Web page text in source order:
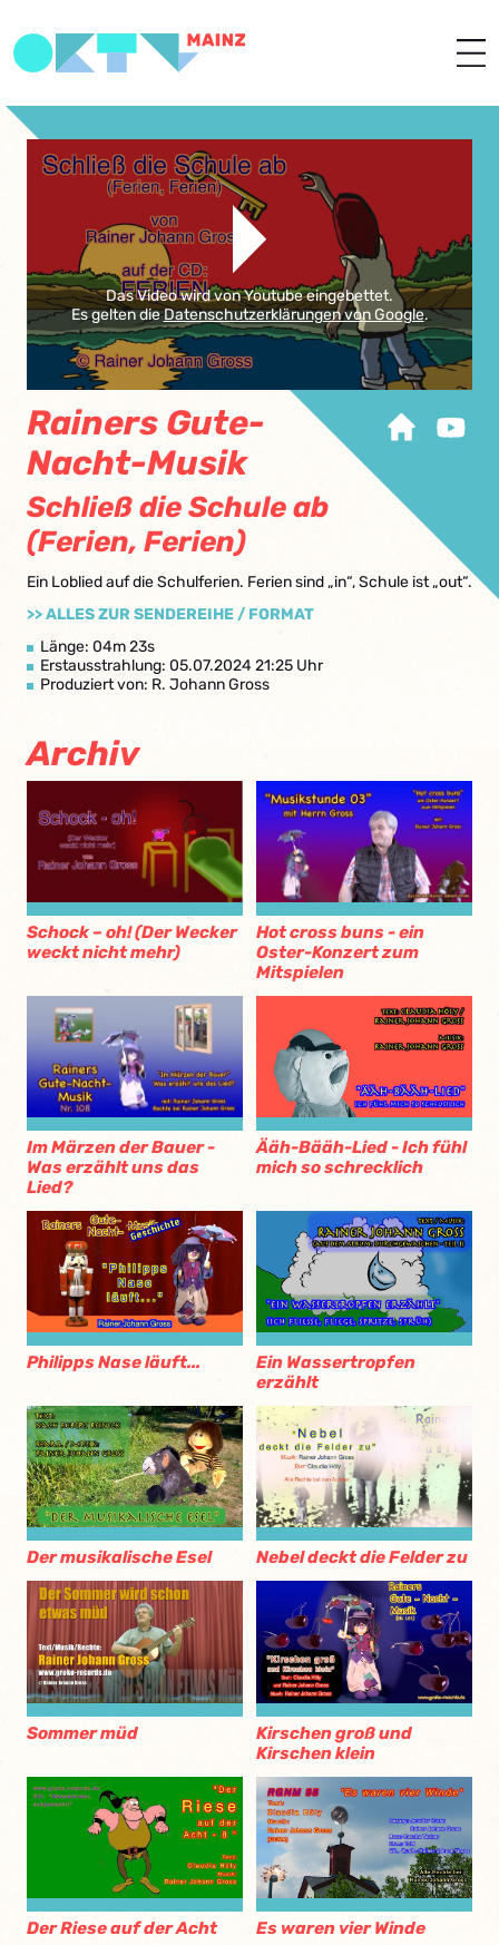
Das Video wird von Youtube eingebettet.
Es gelten dieDatenschutzerklärungen von Google.
Rainers Gute-
Nacht-Musik
Schließ die Schule ab
(Ferien, Ferien)
Ein Loblied auf die Schulferien. Ferien sind „in“, Schule ist „out“.
>> ALLES ZUR SENDEREIHE / FORMAT
Länge: 04m 23s
Erstausstrahlung: 05.07.2024 21:25 Uhr
Produziert von: R. Johann Gross
Archiv
Schock – oh! (Der Wecker
weckt nicht mehr)
Hot cross buns - ein
Oster-Konzert zum
Mitspielen
Im Märzen der Bauer -
Was erzählt uns das
Lied?
Ääh-Bääh-Lied - Ich fühl
mich so schrecklich
Philipps Nase läuft...
Ein Wassertropfen
erzählt
Der musikalische Esel Nebel deckt die Felder zu
Sommer müd
Kirschen groß und
Kirschen klein
Der Riese auf der Acht Es waren vier Winde